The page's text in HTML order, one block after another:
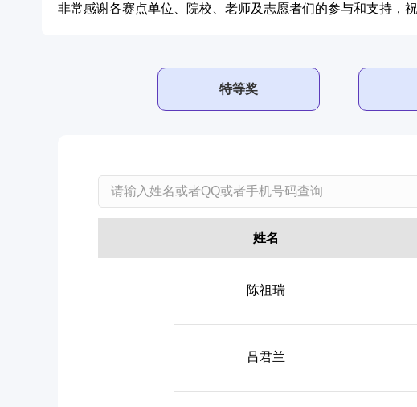
非常感谢各赛点单位、院校、老师及志愿者们的参与和支持，
特等奖
姓名
陈祖瑞
吕君兰